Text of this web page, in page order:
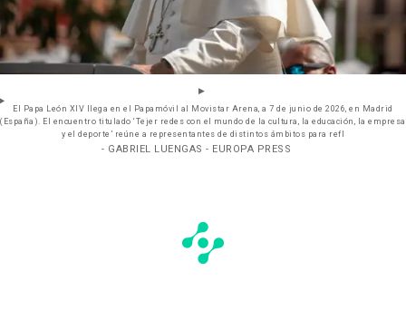
El Papa León XIV llega en el Papamóvil al Movistar Arena, a 7 de junio de 2026, en Madrid
(España). El encuentro titulado ‘Tejer redes con el mundo de la cultura, la educación, la empresa
y el deporte’ reúne a representantes de distintos ámbitos para refl
- GABRIEL LUENGAS - EUROPA PRESS